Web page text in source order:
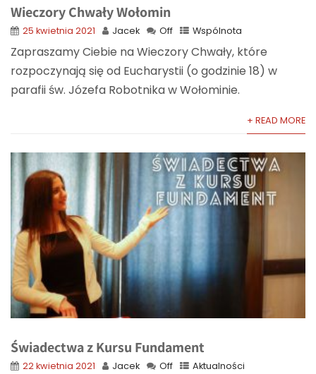
Wieczory Chwały Wołomin
25 kwietnia 2021 Jacek Off Wspólnota
Zapraszamy Ciebie na Wieczory Chwały, które
rozpoczynają się od Eucharystii (o godzinie 18) w
parafii św. Józefa Robotnika w Wołominie.
+ READ MORE
Świadectwa z Kursu Fundament
22 kwietnia 2021 Jacek Off Aktualności